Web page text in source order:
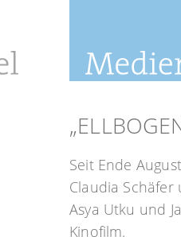
Seit Ende
Claudia
Asya Utku und
Kinofilm.